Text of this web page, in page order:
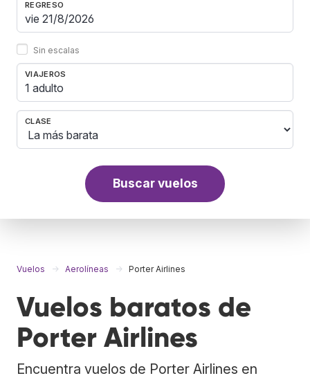
REGRESO
Sin escalas
VIAJEROS
1 adulto
CLASE
Buscar vuelos
Vuelos Aerolíneas Porter Airlines
Vuelos baratos de
Porter Airlines
Encuentra vuelos de Porter Airlines en